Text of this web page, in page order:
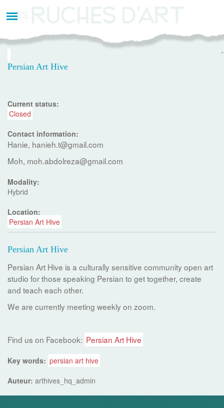
au
Persian Art Hive
Current status:
Closed
Contact information:
Hanie, hanieh.t@gmail.com
Moh, moh.abdolreza@gmail.com
Modality:
Hybrid
Location:
Persian Art Hive
Persian Art Hive
Persian Art Hive is a culturally sensitive community open art
studio for those speaking Persian to get together, create
and teach each other.
We are currently meeting weekly on zoom.
Find us on Facebook: Persian Art Hive
Key words: persian art hive
Auteur: arthives_hq_admin